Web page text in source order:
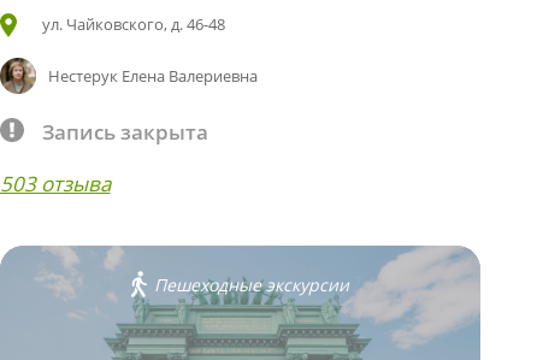
ул. Чайковского, д. 46-48
Нестерук Елена Валериевна
Запись закрыта
503 отзыва
Пешеходные экскурсии